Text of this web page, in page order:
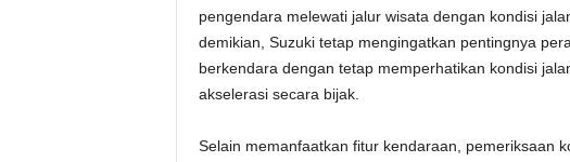
pengendara melewati jalur wisata dengan kondisi
demikian, Suzuki tetap mengingatkan pentingnya
berkendara dengan tetap memperhatikan kondisi
akselerasi secara bijak.
Selain memanfaatkan fitur kendaraan, pemeriksaan